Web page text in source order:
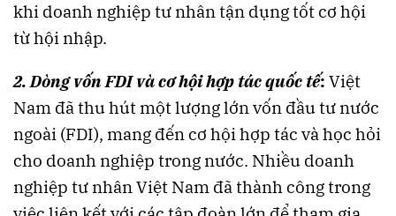
khi doanh nghiệp tư nhân tận dụng tốt cơ hội
từ hội nhập.
2. Dòng vốn FDI và cơ hội hợp tác quốc tế: Việt
Nam đã thu hút một lượng lớn vốn đầu tư nước
ngoài (FDI), mang đến cơ hội hợp tác và học hỏi
cho doanh nghiệp trong nước. Nhiều doanh
nghiệp tư nhân Việt Nam đã thành công trong